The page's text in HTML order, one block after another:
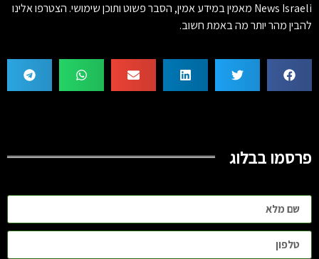
News Israeli מאמין במידע אמין, הסבר פשוט ותוכן שימושי. הצטרפו אלינו
להבין מהר יותר מה באמת חשוב.
פרסמו בבלוג